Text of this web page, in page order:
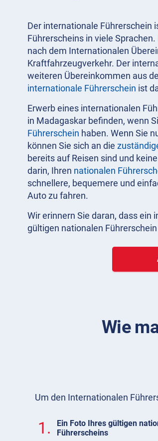
Der internationale Führerschein
Führerscheins in viele
nach dem Internationalen
Kraftfahrzeugverkehr. Der
weiteren Übereinkommen aus
internationale Führerschein ist
Erwerb eines internationalen
in Madagaskar befinden, wenn
Führerschein haben. Wenn Sie
können Sie sich an die
bereits auf Reisen sind und
darin, Ihren nationalen
schnellere, bequemere und
Auto zu fahren.
Wir erinnern Sie daran, dass
gültigen nationalen
Wie
Um den Internationalen
1.
Ein Foto Ihres gültigen
Führerscheins